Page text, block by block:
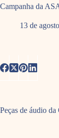
Campanha da
13 de
Peças de áudio